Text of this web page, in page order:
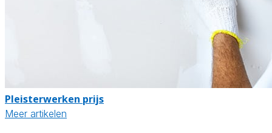
Pleisterwerken prijs
Meer artikelen